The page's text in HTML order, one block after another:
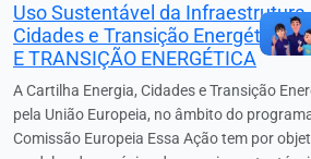
Uso Sustentável da Infraestrutura
Cidades e Transição Energética -
E TRANSIÇÃO ENERGÉTICA
A Cartilha Energia, Cidades e Transição
pela União Europeia, no âmbito do
Comissão Europeia Essa Ação tem por